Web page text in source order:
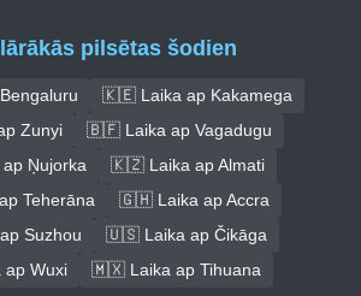
pilsētas šodien
🇰🇪 Laika ap Kakamega
Zunyi
🇧🇫 Laika ap Vagadugu
Ņujorka
🇰🇿 Laika ap Almati
Teherāna
🇬🇭 Laika ap Accra
Suzhou
🇺🇸 Laika ap Čikāga
Wuxi
🇲🇽 Laika ap Tihuana